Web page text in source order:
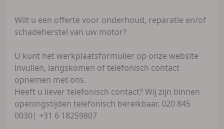
Wilt u een offerte voor onderhoud, reparatie en/of
schadeherstel van uw motor?
U kunt het werkplaatsformulier op onze website
invullen, langskomen of telefonisch contact
opnemen met ons.
Heeft u liever telefonisch contact? Wij zijn binnen
openingstijden telefonisch bereikbaar. 020 845
0030| +31 6 18259807